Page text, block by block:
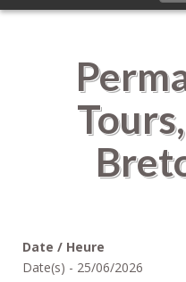
Date / Heure
Date(s) - 25/06/2026